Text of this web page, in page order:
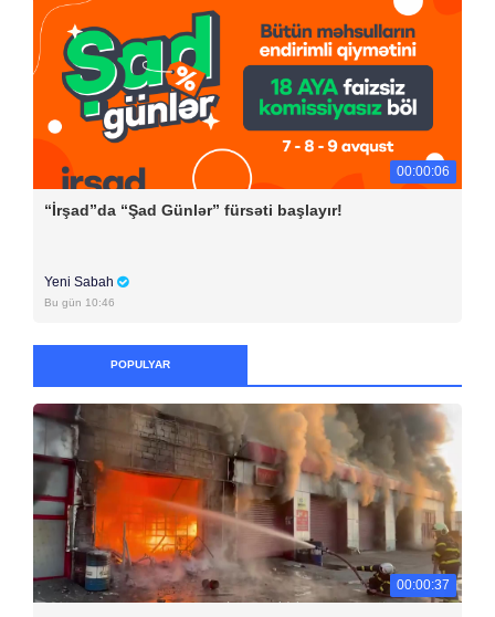
00:00:06
“İrşad”da “Şad Günlər” fürsəti başlayır!
Yeni Sabah
Bu gün 10:46
POPULYAR
00:00:37